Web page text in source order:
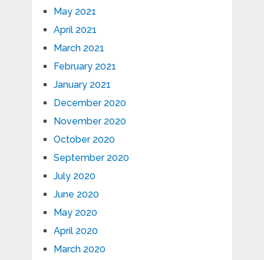
May 2021
April 2021
March 2021
February 2021
January 2021
December 2020
November 2020
October 2020
September 2020
July 2020
June 2020
May 2020
April 2020
March 2020